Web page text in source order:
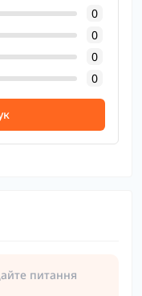
0
0
0
0
питання